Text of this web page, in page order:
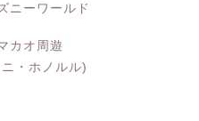
ニーワールド
カオ周遊
・ホノルル)